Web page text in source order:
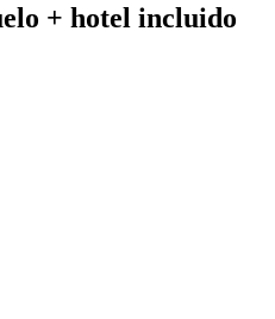
+ hotel incluido